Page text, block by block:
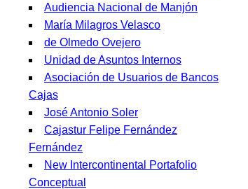
Audiencia Nacional de Manjón
María Milagros Velasco
de Olmedo Ovejero
Unidad de Asuntos Internos
Asociación de Usuarios de Bancos
Cajas
José Antonio Soler
Cajastur Felipe Fernández
Fernández
New Intercontinental Portafolio
Conceptual